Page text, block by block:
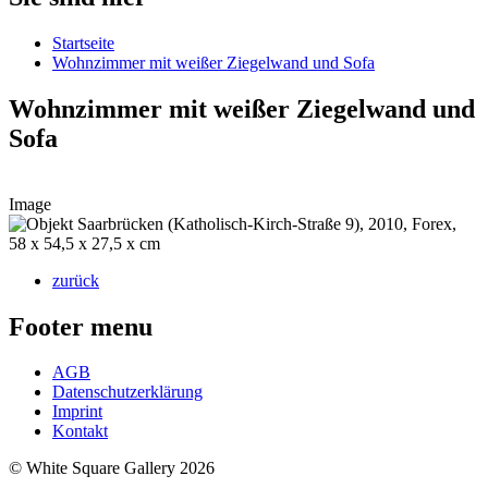
Startseite
Wohnzimmer mit weißer Ziegelwand und Sofa
Wohnzimmer mit weißer Ziegelwand und
Sofa
Image
zurück
Footer menu
AGB
Datenschutzerklärung
Imprint
Kontakt
© White Square Gallery 2026